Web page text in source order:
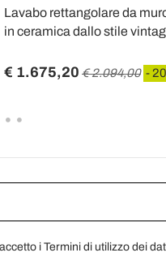
Lavabo rettangolare da
in ceramica dallo stile
€ 1.675,20 € 2.094,00 -
i Termini di utilizzo dei